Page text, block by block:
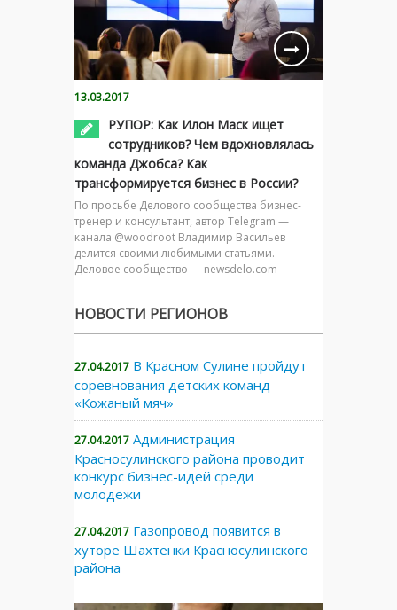
13.03.2017
РУПОР: Как Илон Маск ищет
сотрудников? Чем вдохновлялась
команда Джобса? Как
трансформируется бизнес в России?
По просьбе Делового сообщества бизнес-
тренер и консультант, автор Telegram —
канала @woodroot Владимир Васильев
делится своими любимыми статьями.
Деловое сообщество — newsdelo.com
НОВОСТИ РЕГИОНОВ
27.04.2017 В Красном Сулине пройдут
соревнования детских команд
«Кожаный мяч»
27.04.2017 Администрация
Красносулинского района проводит
конкурс бизнес-идей среди
молодежи
27.04.2017 Газопровод появится в
хуторе Шахтенки Красносулинского
района